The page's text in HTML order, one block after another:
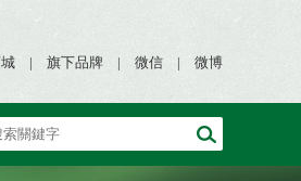
| 旗下品牌 | 微信 | 微博